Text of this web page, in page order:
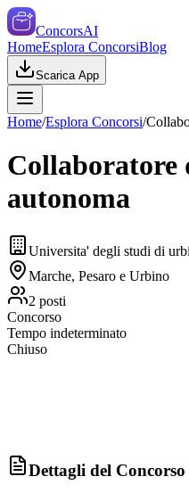
ConcorsAI
HomeEsplora ConcorsiBlog
Scarica App
Home/Esplora Concorsi/
Collaboratore
autonoma
Universita' degli studi di
Marche, Pesaro e Urbino
2 posti
Concorso
Tempo indeterminato
Chiuso
Dettagli del Concorso